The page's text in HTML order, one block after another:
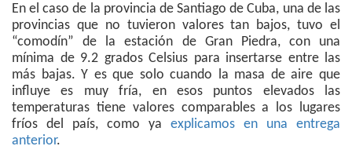
En el caso de la provincia de Santiago de Cuba, una de las
provincias que no tuvieron valores tan bajos, tuvo el
“comodín” de la estación de Gran Piedra, con una
mínima de 9.2 grados Celsius para insertarse entre las
más bajas. Y es que solo cuando la masa de aire que
influye es muy fría, en esos puntos elevados las
temperaturas tiene valores comparables a los lugares
fríos del país, como ya explicamos en una entrega
anterior.